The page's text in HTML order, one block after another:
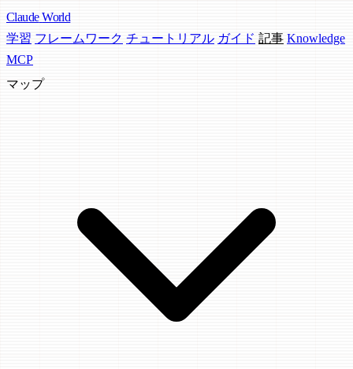
Claude World
学習 フレームワーク チュートリアル ガイド 記事 Knowledge
MCP
マップ